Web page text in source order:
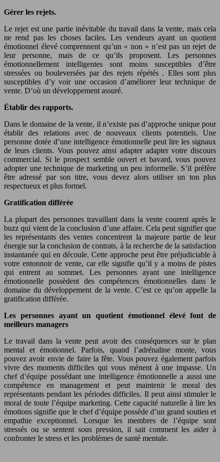
Gérer les rejets.
Le rejet est une partie inévitable du travail dans la vente, mais cela
ne rend pas les choses faciles. Les vendeurs ayant un quotient
émotionnel élevé comprennent qu’un « non » n’est pas un rejet de
leur personne, mais de ce qu’ils proposent. Les personnes
émotionnellement intelligentes sont moins susceptibles d’être
stressées ou bouleversées par des rejets répétés . Elles sont plus
susceptibles d’y voir une occasion d’améliorer leur technique de
vente. D’où un développement assuré.
Établir des rapports.
Dans le domaine de la vente, il n’existe pas d’approche unique pour
établir des relations avec de nouveaux clients potentiels. Une
personne dotée d’une intelligence émotionnelle peut lire les signaux
de leurs clients. Vous pouvez ainsi adapter adapter votre discours
commercial. Si le prospect semble ouvert et bavard, vous pouvez
adopter une technique de marketing un peu informelle. S’il préfère
être adressé par son titre, vous devez alors utiliser un ton plus
respectueux et plus formel.
Gratification différée
La plupart des personnes travaillant dans la vente courent après le
buzz qui vient de la conclusion d’une affaire. Cela peut signifier que
les représentants des ventes concentrent la majeure partie de leur
énergie sur la conclusion de contrats, à la recherche de la satisfaction
instantanée qui en découle. Cette approche peut être préjudiciable à
votre entonnoir de vente, car elle signifie qu’il y a moins de pistes
qui entrent au sommet. Les personnes ayant une intelligence
émotionnelle possèdent des compétences émotionnelles dans le
domaine du développement de la vente. C’est ce qu’on appelle la
gratification différée.
Les personnes ayant un quotient émotionnel élevé font de
meilleurs managers
Le travail dans la vente peut avoir des conséquences sur le plan
mental et émotionnel. Parfois, quand l’adrénaline monte, vous
pouvez avoir envie de faire la fête. Vous pouvez également parfois
vivre des moments difficiles qui vous mènent à une impasse. Un
chef d’équipe possédant une intelligence émotionnelle a aussi une
compétence en management et peut maintenir le moral des
représentants pendant les périodes difficiles. Il peut ainsi stimuler le
moral de toute l’équipe marketing. Cette capacité naturelle à lire les
émotions signifie que le chef d’équipe possède d’un grand soutien et
empathie exceptionnel. Lorsque les membres de l’équipe sont
stressés ou se sentent sous pression, il sait comment les aider à
confronter le stress et les problèmes de santé mentale.